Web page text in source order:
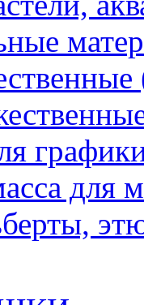
для